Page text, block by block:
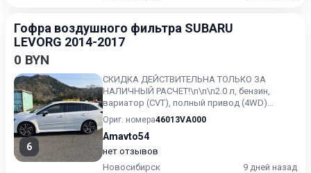
Гофра воздушного фильтра SUBARU
LEVORG 2014-2017
0 BYN
6
СКИДКА ДЕЙСТВИТЕЛЬНА ТОЛЬКО ЗА
НАЛИЧНЫЙ РАСЧЕТ!\n\n\n2.0 л, бензин,
вариатор (CVT), полный привод (4WD)
\nКонтрактный, без пробега по РФ. \n...
Ориг. номера46013VA000
Amavto54
нет отзывов
Новосибирск
9 дней назад